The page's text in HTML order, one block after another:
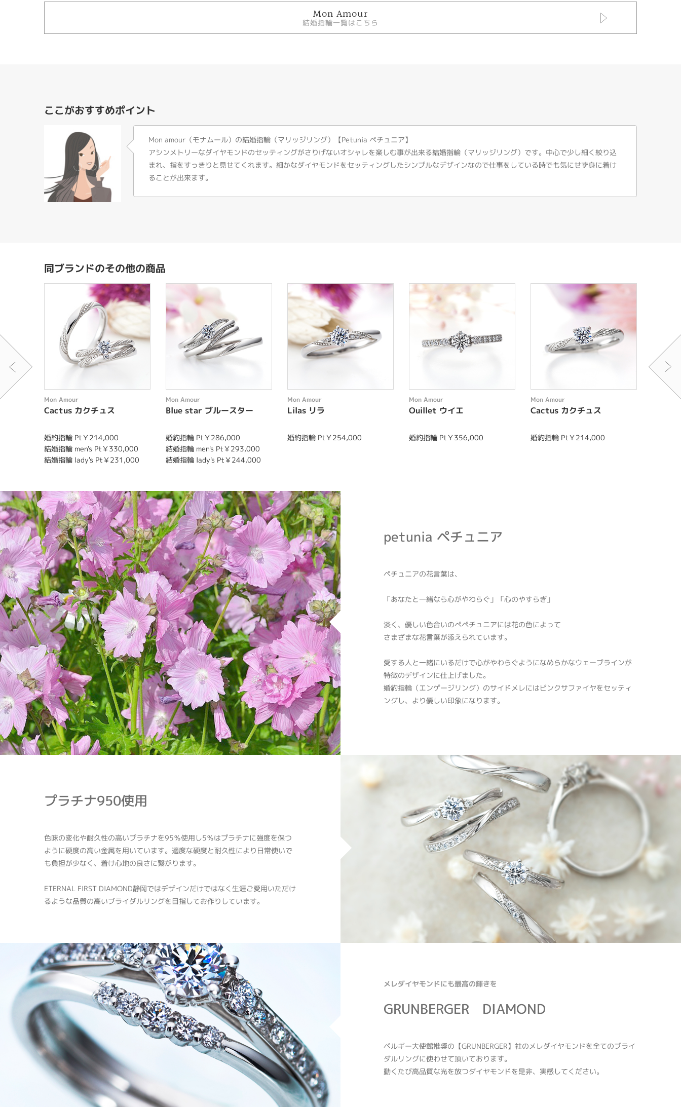
Mon Amour
結婚指輪一覧はこちら
ここがおすすめポイント
Mon amour（モナムール）の結婚指輪（マリッジリング）【Petunia ペチュニア】
アシンメトリーなダイヤモンドのセッティングがさりげないオシャレを楽しむ事が出来る結婚指輪（マリッジリング）です。中心で少し細く絞り込
まれ、指をすっきりと見せてくれます。細かなダイヤモンドをセッティングしたシンプルなデザインなので仕事をしている時でも気にせず身に着け
ることが出来ます。
同ブランドのその他の商品
Mon Amour
Cactus カクチュス
婚約指輪 Pt￥214,000
結婚指輪 men's Pt￥330,000
結婚指輪 lady's Pt￥231,000
Mon Amour
Blue star ブルースター
婚約指輪 Pt￥286,000
結婚指輪 men's Pt￥293,000
結婚指輪 lady's Pt￥244,000
Mon Amour
Lilas リラ
婚約指輪 Pt￥254,000
Mon Amour
Ouillet ウイエ
婚約指輪 Pt￥356,000
Mon Amour
Cactus カクチュス
婚約指輪 Pt￥214,000
Mon
petunia ペチュニア
ペチュニアの花言葉は、
「あなたと一緒なら心がやわらぐ」「心のやすらぎ」
淡く、優しい色合いのぺペチュニアには花の色によって
さまざまな花言葉が添えられています。
愛する人と一緒にいるだけで心がやわらぐようになめらかなウェーブラインが
特徴のデザインに仕上げました。
婚約指輪（エンゲージリング）のサイドメレにはピンクサファイヤをセッティ
ングし、より優しい印象になります。
プラチナ950使用
色味の変化や耐久性の高いプラチナを95％使用し5％はプラチナに強度を保つ
ように硬度の高い金属を用いています。適度な硬度と耐久性により日常使いで
も負担が少なく、着け心地の良さに繋がります。
ETERNAL FIRST DIAMOND静岡ではデザインだけではなく生涯ご愛用いただけ
るような品質の高いブライダルリングを目指してお作りしています。
メレダイヤモンドにも最高の輝きを
GRUNBERGER DIAMOND
ベルギー大使館推奨の【GRUNBERGER】社のメレダイヤモンドを全てのブライ
ダルリングに使わせて頂いております。
動くたび高品質な光を放つダイヤモンドを是非、実感してください。